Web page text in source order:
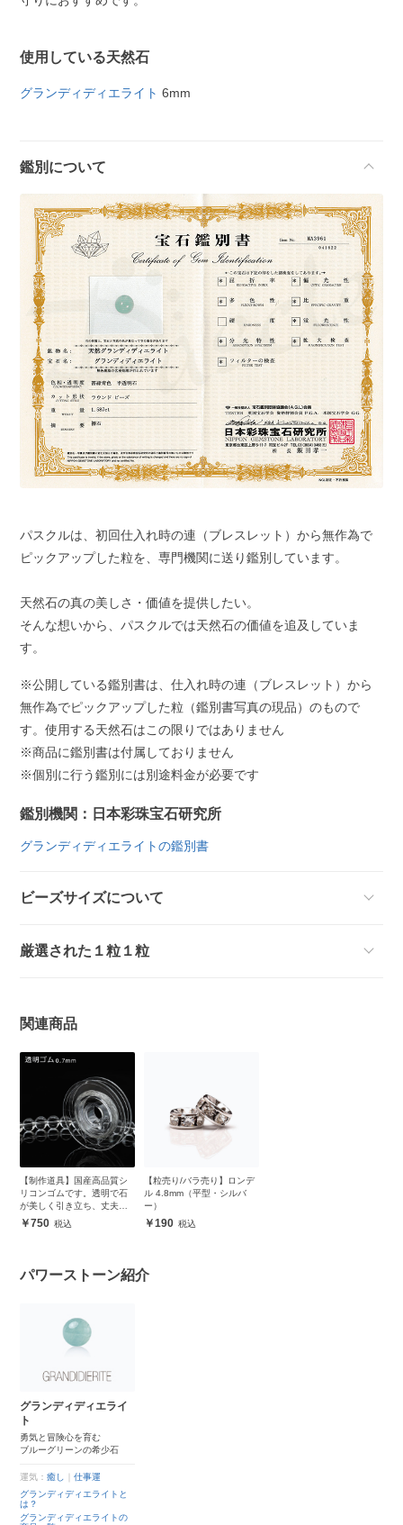
使用している天然石
グランディディエライト 6mm
鑑別について
パスクルは、初回仕入れ時の連（ブレスレット）から無作為で
ピックアップした粒を、専門機関に送り鑑別しています。
天然石の真の美しさ・価値を提供したい。
そんな想いから、パスクルでは天然石の価値を追及していま
す。
※公開している鑑別書は、仕入れ時の連（ブレスレット）から
無作為でピックアップした粒（鑑別書写真の現品）のもので
す。使用する天然石はこの限りではありません
※商品に鑑別書は付属しておりません
※個別に行う鑑別には別途料金が必要です
鑑別機関：日本彩珠宝石研究所
グランディディエライトの鑑別書
ビーズサイズについて
厳選された１粒１粒
関連商品
【制作道具】国産高品質シ
リコンゴムです。透明で石
が美しく引き立ち、丈夫で
安心750
【粒売り/バラ売り】ロンデ
ル 4.8mm（平型・シルバ
ー）
190
パワーストーン紹介
グランディディエライ
ト
勇気と冒険心を育む
ブルーグリーンの希少石
運気：癒し ｜仕事運
グランディディエライトと
は？
グランディディエライトの